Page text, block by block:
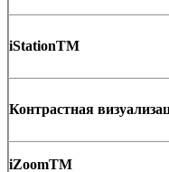
iStationTM
Контрастная
iZoomTM